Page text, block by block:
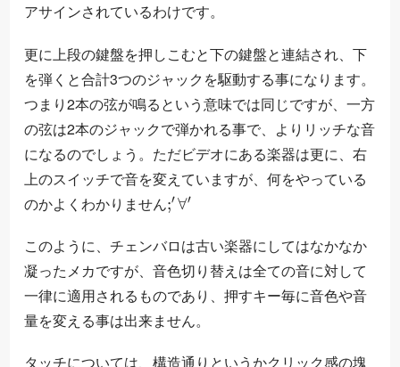
アサインされているわけです。
更に上段の鍵盤を押しこむと下の鍵盤と連結され、下
を弾くと合計3つのジャックを駆動する事になります。
つまり2本の弦が鳴るという意味では同じですが、一方
の弦は2本のジャックで弾かれる事で、よりリッチな音
になるのでしょう。ただビデオにある楽器は更に、右
上のスイッチで音を変えていますが、何をやっている
のかよくわかりません
;′∀ ′
このように、チェンバロは古い楽器にしてはなかなか
凝ったメカですが、音色切り替えは全ての音に対して
一律に適用されるものであり、押すキー毎に音色や音
量を変える事は出来ません。
タッチについては、構造通りというかクリック感の塊